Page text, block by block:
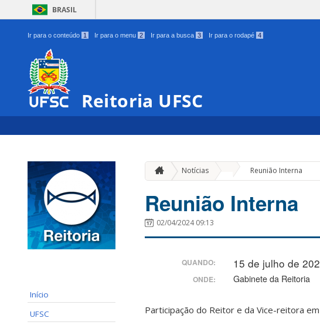
BRASIL
Ir para o conteúdo 1 Ir para o menu 2 Ir para a busca 3 Ir para o rodapé 4
Reitoria UFSC
Início
UFSC
Notícias Reunião Interna
Reunião Interna
02/04/2024 09:13
QUANDO: 15 de julho de
ONDE: Gabinete da Reitoria
Participação do Reitor e da Vice-reitora